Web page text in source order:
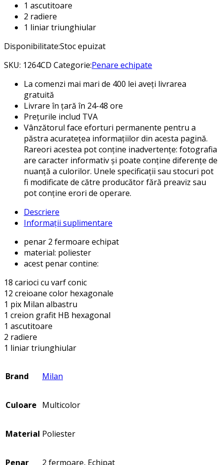
1 ascutitoare
2 radiere
1 liniar triunghiular
Disponibilitate:Stoc epuizat
SKU: 1264CD Categorie:Penare echipate
La comenzi mai mari de 400 lei aveți livrarea
gratuită
Livrare în țară în 24-48 ore
Prețurile includ TVA
Vânzătorul face eforturi permanente pentru a
păstra acuratețea informațiilor din acesta pagină.
Rareori acestea pot conține inadvertențe: fotografia
are caracter informativ și poate conține diferențe de
nuanță a culorilor. Unele specificații sau stocuri pot
fi modificate de către producător fără preaviz sau
pot conține erori de operare.
Descriere
Informații suplimentare
penar 2 fermoare echipat
material: poliester
acest penar contine:
18 carioci cu varf conic
12 creioane color hexagonale
1 pix Milan albastru
1 creion grafit HB hexagonal
1 ascutitoare
2 radiere
1 liniar triunghiular
Brand Milan
Culoare Multicolor
Material Poliester
Penar 2 fermoare, Echipat